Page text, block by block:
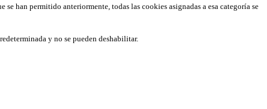
han permitido anteriormente, todas las cookies asignadas a esa categoría se
y no se pueden deshabilitar.